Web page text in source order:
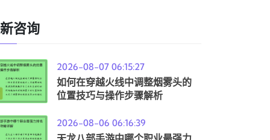
咨询
2026-08-07 06:15:27
如何在穿越火线中调整烟雾头的
位置技巧与操作步骤解析
2026-08-06 06:16:39